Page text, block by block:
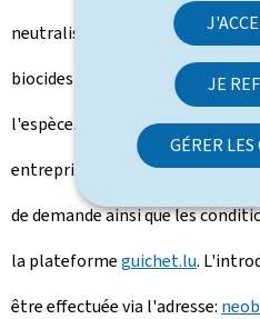
JE
GÉRER
neutralisation, notamment
biocides dans l'environnement
l'espèce. Les propriétaires sont
entreprise spécialisée
de demande ainsi que les
la plateformeguichet.lu.
être effectuée via l'adresse: